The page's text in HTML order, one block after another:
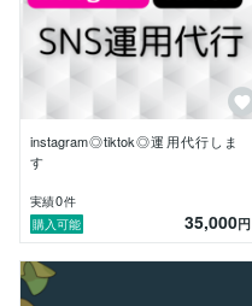
instagram◎tiktok◎運用代行しま
す
実績0件
購入可能
35,000円